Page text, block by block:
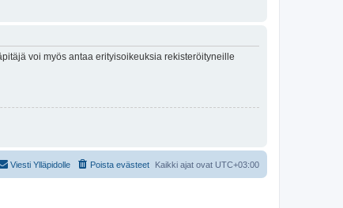
voi myös antaa erityisoikeuksia rekisteröityneille
Kaikki ajat ovat UTC+03:00
Poista evästeet
Viesti Ylläpidolle